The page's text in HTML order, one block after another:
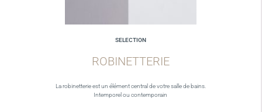
SELECTION
ROBINETTERIE
La robinetterie est un élément central de votre salle de bains.
Intemporel ou contemporain